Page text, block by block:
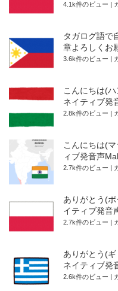
4.1k件のビュー
タガログ語で
章よろしくお
3.6k件のビュー
こんにちは(
ネイティブ発
2.8k件のビュー
こんにちは(
ィブ発音声
2.7k件のビュー
ありがとう(
イティブ発音
2.7k件のビュー
ありがとう(
ネイティブ発
2.6k件のビュー